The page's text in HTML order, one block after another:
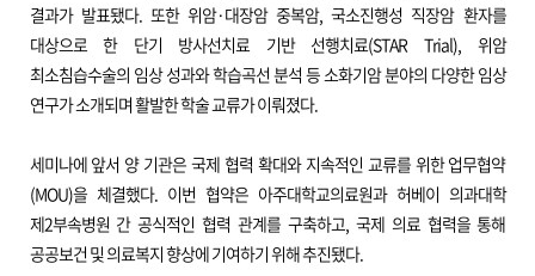
결과가 발표됐다. 또한 위암·대장암 중복암, 국소진행성 직장암 환자를
대상으로 한 단기 방사선치료 기반 선행치료(STAR Trial), 위암
최소침습수술의 임상 성과와 학습곡선 분석 등 소화기암 분야의 다양한 임상
연구가 소개되며 활발한 학술 교류가 이뤄졌다.
세미나에 앞서 양 기관은 국제 협력 확대와 지속적인 교류를 위한 업무협약
(MOU)을 체결했다. 이번 협약은 아주대학교의료원과 허베이 의과대학
제2부속병원 간 공식적인 협력 관계를 구축하고, 국제 의료 협력을 통해
공공보건 및 의료복지 향상에 기여하기 위해 추진됐다.